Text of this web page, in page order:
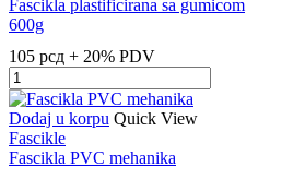
Fascikla plastificirana sa gumicom
600g
105 рсд + 20% PDV
Fascikla
plastificirana
sa
gumicom
600g
Dodaj u korpu Quick View
Fascikle
Fascikla PVC mehanika